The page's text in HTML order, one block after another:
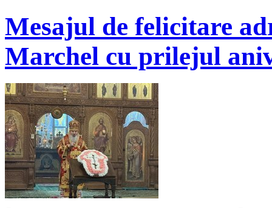
Mesajul de felicitare
Marchel cu prilejul